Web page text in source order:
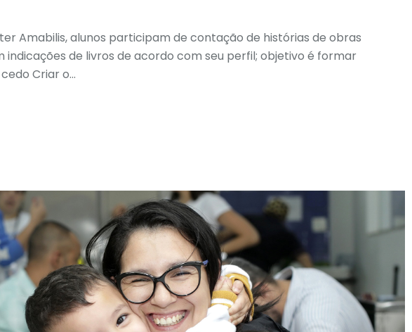
Amabilis, alunos participam de contação de histórias de obras
indicações de livros de acordo com seu perfil; objetivo é formar
Criar o...